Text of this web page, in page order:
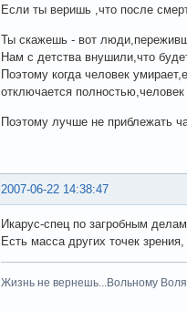
Если ты веришь ,что после
Ты скажешь - вот
Нам с детства внушили,что
Поэтому когда человек
отключается
Поэтому лучше не приблежать
2007-06-22 14:38:47
Икарус-спец по загробным
Есть масса других точек
Жизнь не вернешь...Вольному